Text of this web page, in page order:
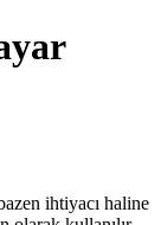
ihtiyacı haline